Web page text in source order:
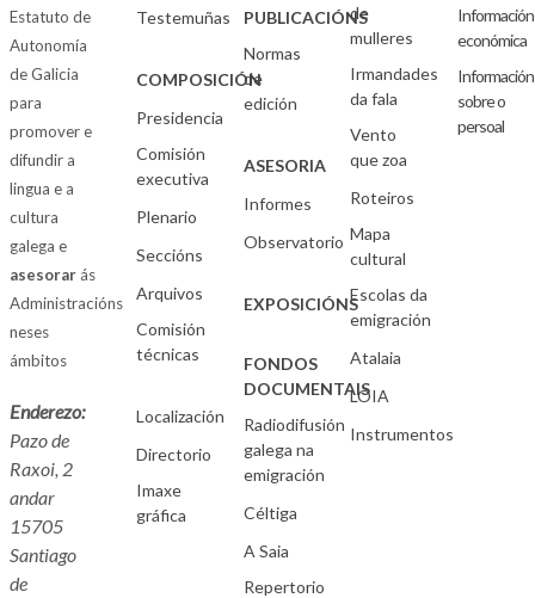
Estatuto de
Autonomía
de Galicia
para
promover e
difundir a
lingua e a
cultura
galega e
asesorarás
Administracións
neses
ámbitos
Enderezo:
Pazo de
Raxoi, 2
andar
15705
Santiago
de
Testemuñas
COMPOSICIÓN
Presidencia
Comisión
executiva
Plenario
Seccións
Arquivos
Comisión
técnicas
Localización
Directorio
Imaxe
gráfica
PUBLICACIÓNS
Normas
de
edición
ASESORIA
Informes
Observatorio
EXPOSICIÓNS
FONDOS
DOCUMENTAIS
Radiodifusión
galega na
emigración
Céltiga
A Saia
Repertorio
de
mulleres
Irmandades
da fala
Vento
que zoa
Roteiros
Mapa
cultural
Escolas da
emigración
Atalaia
LOIA
Instrumentos
Información
económica
Información
sobre o
persoal